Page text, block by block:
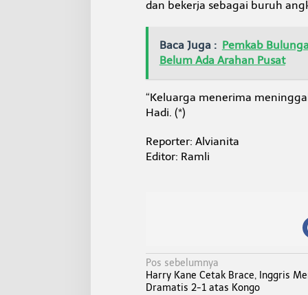
dan bekerja sebagai buruh
Baca Juga : Pemkab
Belum Ada Arahan Pusat
“Keluarga menerima
Hadi. (*)
Reporter: Alvianita
Editor: Ramli
N
a
Pos sebelumnya
Harry Kane Cetak Brace, Inggris
Dramatis 2-1 atas Kongo